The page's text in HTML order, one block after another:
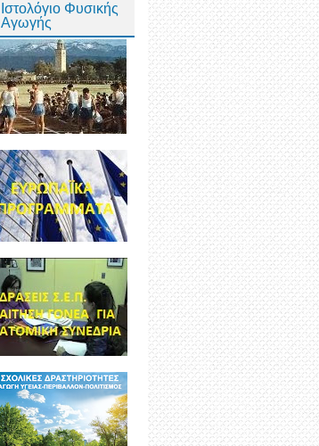
Ιστολόγιο Φυσικής
Αγωγής